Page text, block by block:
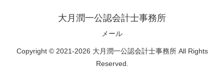
大月潤一公認会計士事務所
メール
Copyright © 2021-2026 大月潤一公認会計士事務所 All Rights
Reserved.